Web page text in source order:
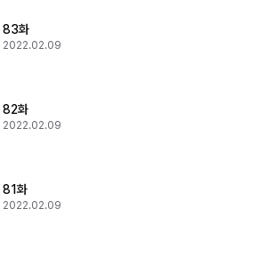
83화
2022.02.09
82화
2022.02.09
81화
2022.02.09